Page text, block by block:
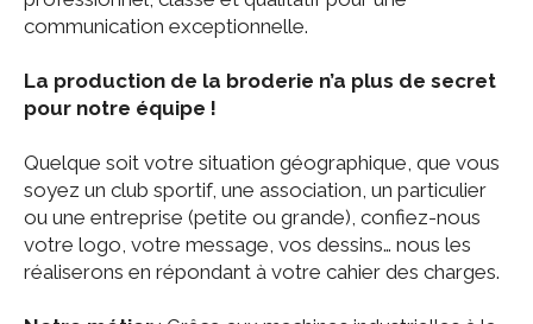
communication exceptionnelle.
La production de la broderie n’a plus de secret
pour notre équipe !
Quelque soit votre situation géographique, que vous
soyez un club sportif, une association, un particulier
ou une entreprise (petite ou grande), confiez-nous
votre logo, votre message, vos dessins… nous les
réaliserons en répondant à votre cahier des charges.